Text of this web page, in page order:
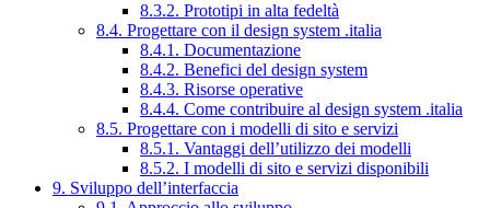
8.3.2. Prototipi in alta fedeltà
8.4. Progettare con il design system .italia
8.4.1. Documentazione
8.4.2. Benefici del design system
8.4.3. Risorse operative
8.4.4. Come contribuire al design system .italia
8.5. Progettare con i modelli di sito e servizi
8.5.1. Vantaggi dell’utilizzo dei modelli
8.5.2. I modelli di sito e servizi disponibili
9. Sviluppo dell’interfaccia